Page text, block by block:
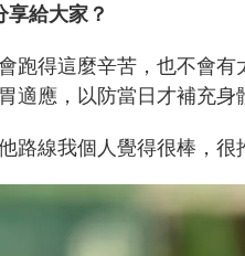
給大家？
跑得這麼辛苦，也不會
應，以防當日才補充
線我個人覺得很棒，很